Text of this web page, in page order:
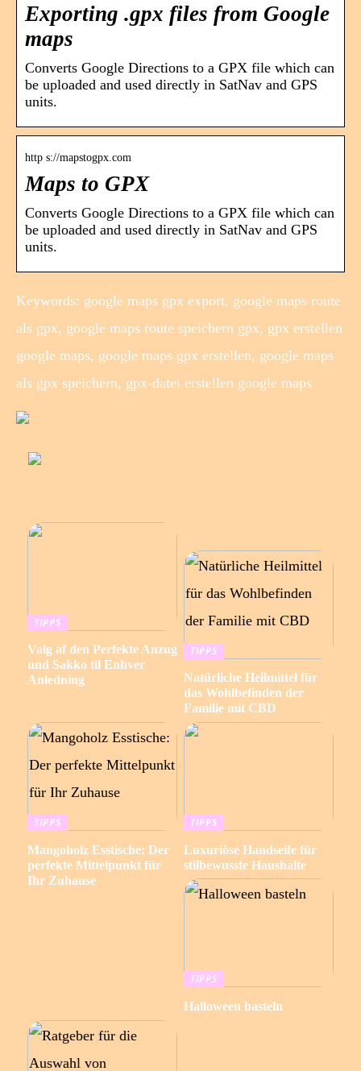
Exporting .gpx files from Google
maps
Converts Google Directions to a GPX file which can
be uploaded and used directly in SatNav and GPS
units.
http s://mapstogpx.com
Maps to GPX
Converts Google Directions to a GPX file which can
be uploaded and used directly in SatNav and GPS
units.
Keywords: google maps gpx export, google maps route
als gpx, google maps route speichern gpx, gpx erstellen
google maps, google maps gpx erstellen, google maps
als gpx speichern, gpx-datei erstellen google maps
TIPPS
Valg af den Perfekte Anzug
und Sakko til Enhver
Anledning
TIPPS
Natürliche Heilmittel für
das Wohlbefinden der
Familie mit CBD
TIPPS
Mangoholz Esstische: Der
perfekte Mittelpunkt für
Ihr Zuhause
TIPPS
Luxuriöse Handseife für
stilbewusste Haushalte
TIPPS
Halloween basteln